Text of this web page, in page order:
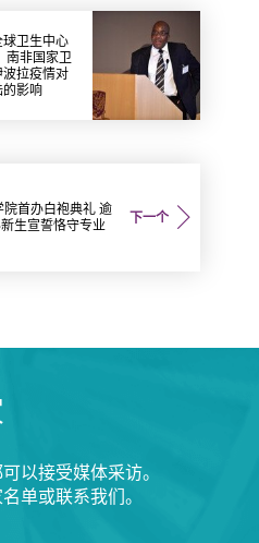
卫生中心
南非国家卫
拉疫情对
影响
下一个
院首办白袍典礼 逾
生宣誓恪守专业
以接受媒体采访。
单或联系我们。